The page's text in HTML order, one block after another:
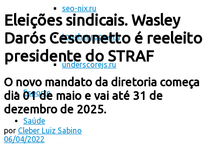
seo-nix.ru
toucheurope.org
underscorejs.ru
Esporte
Saúde
Eleições sindicais. Wasley
Darós Cesconetto é reeleito
presidente do STRAF
O novo mandato da diretoria começa
dia 01 de maio e vai até 31 de
dezembro de 2025.
por Cleber Luiz Sabino
06/04/2022